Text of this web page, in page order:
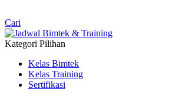
Cari
Kategori Pilihan
Kelas Bimtek
Kelas Training
Sertifikasi